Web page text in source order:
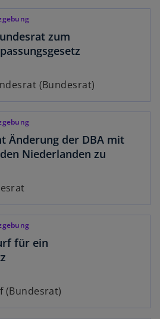
zum
(Bundesrat)
Änderung der DBA mit
Niederlanden zu
für ein
(Bundesrat)